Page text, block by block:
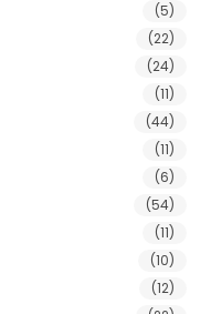
(5)
(22)
(24)
(11)
(44)
(11)
(6)
(54)
(11)
(10)
(12)